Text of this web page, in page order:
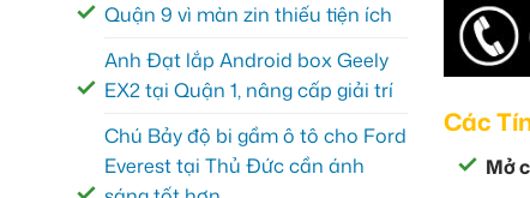
Quận 9 vì màn zin thiếu tiện ích
Anh Đạt lắp Android box Geely
EX2 tại Quận 1, nâng cấp giải trí
Chú Bảy độ bi gầm ô tô cho Ford
Everest tại Thủ Đức cần ánh
Các
Mở